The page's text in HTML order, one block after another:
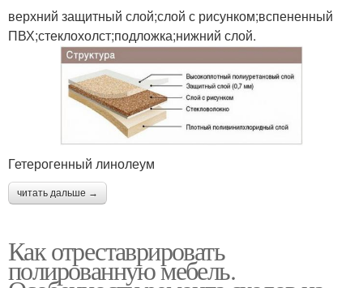
верхний защитный слой;слой с рисунком;вспененный
ПВХ;стеклохолст;подложка;нижний слой.
Гетерогенный линолеум
читать дальше →
Как отреставрировать
полированную мебель.